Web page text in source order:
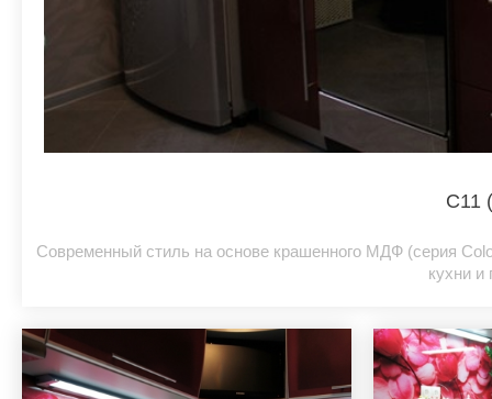
C11
Современный стиль на основе крашенного МДФ (серия
кухни и